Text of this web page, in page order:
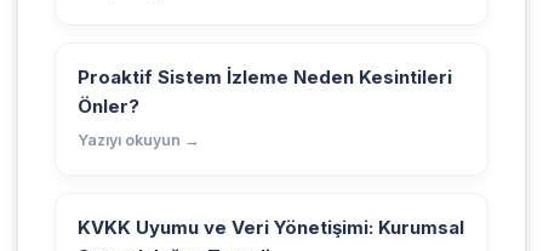
Proaktif Sistem İzleme Neden Kesintileri
Önler?
Yazıyı okuyun →
KVKK Uyumu ve Veri Yönetişimi: Kurumsal